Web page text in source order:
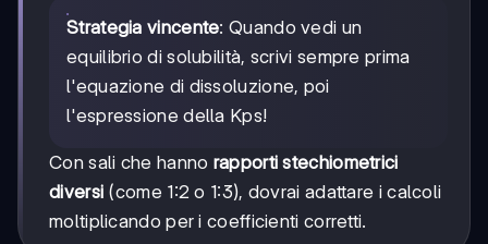
Strategia vincente: Quando vedi un
equilibrio di solubilità, scrivi sempre prima
l'equazione di dissoluzione, poi
l'espressione della Kps!
Con sali che hanno rapporti stechiometrici
diversi (come 1:2 o 1:3), dovrai adattare i calcoli
moltiplicando per i coefficienti corretti.